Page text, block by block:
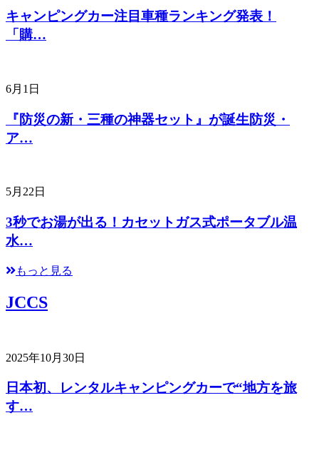
キャンピングカー注目車種ランキング発表！
「購…
6月1日
『防災の新・三種の神器セット』が誕生防災・
ア…
5月22日
3秒でお湯が出る！カセットガス式ポータブル温
水…
もっと見る
JCCS
2025年10月30日
日本初、レンタルキャンピングカーで“地方を旅
す…